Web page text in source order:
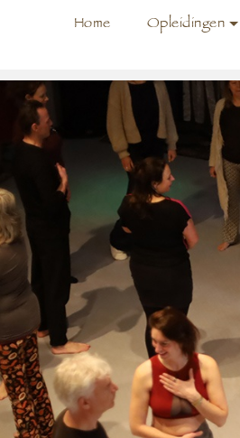
Home Opleidingen